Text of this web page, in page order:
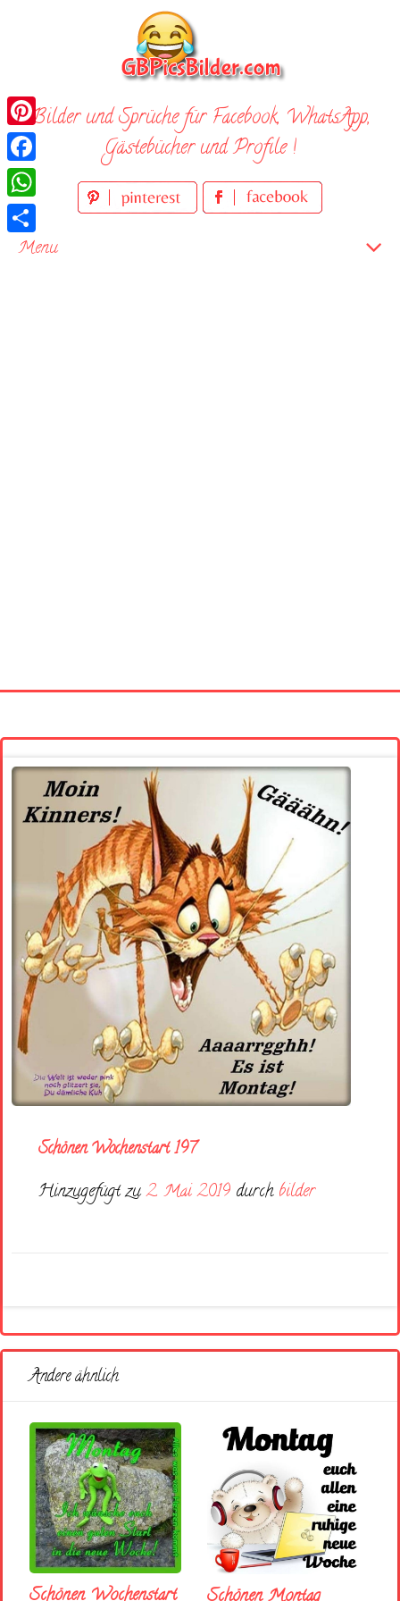
Bilder und Sprüche für Facebook, WhatsApp,
Gästebücher und Profile !
Menu
Schönen Wochenstart 197
Hinzugefügt zu2. Mai 2019 durch bilder
Andere ähnlich
Pinterest
Facebook
WhatsApp
Teilen